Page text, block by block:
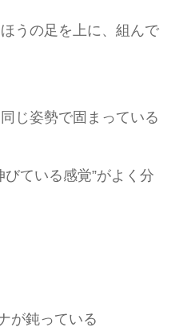
うの足を上に、組んで
じ姿勢で固まっている
びている感覚”がよく分
が鈍っている